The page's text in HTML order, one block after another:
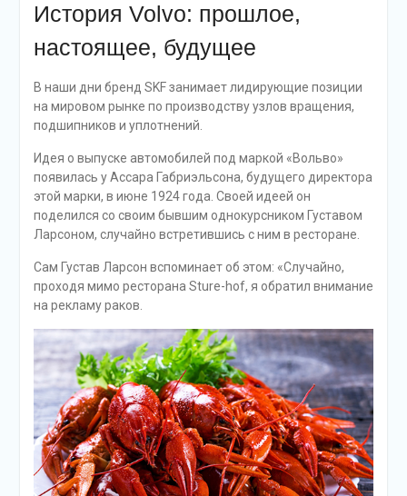
История Volvo: прошлое,
настоящее, будущее
В наши дни бренд SKF занимает лидирующие позиции
на мировом рынке по производству узлов вращения,
подшипников и уплотнений.
Идея о выпуске автомобилей под маркой «Вольво»
появилась у Ассара Габриэльсона, будущего директора
этой марки, в июне 1924 года. Своей идеей он
поделился со своим бывшим однокурсником Густавом
Ларсоном, случайно встретившись с ним в ресторане.
Сам Густав Ларсон вспоминает об этом: «Случайно,
проходя мимо ресторана Sture-hof, я обратил внимание
на рекламу раков.